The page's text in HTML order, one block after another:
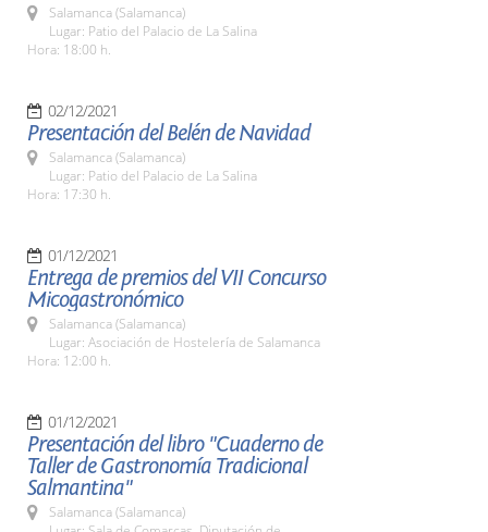
Salamanca (Salamanca)
Lugar: Patio del Palacio de La Salina
Hora: 18:00 h.
02/12/2021
Presentación del Belén de Navidad
Salamanca (Salamanca)
Lugar: Patio del Palacio de La Salina
Hora: 17:30 h.
01/12/2021
Entrega de premios del VII Concurso
Micogastronómico
Salamanca (Salamanca)
Lugar: Asociación de Hostelería de Salamanca
Hora: 12:00 h.
01/12/2021
Presentación del libro "Cuaderno de
Taller de Gastronomía Tradicional
Salmantina"
Salamanca (Salamanca)